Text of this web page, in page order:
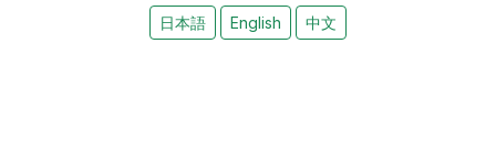
日本語 English 中文